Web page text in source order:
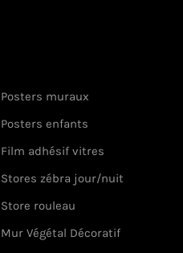
Posters muraux
Posters enfants
Film adhésif vitres
Stores zébra jour/nuit
Store rouleau
Mur Végétal Décoratif